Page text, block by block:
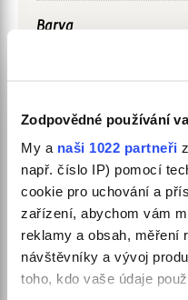
Zodpovědné používání
My a naši 1022 partneři
např. číslo IP) pomocí
cookie pro uchování a
zařízení, abychom vám
reklamy a obsah, měření
návštěvníky a vývoj
toho, kdo vaše údaje
Barva
Popis